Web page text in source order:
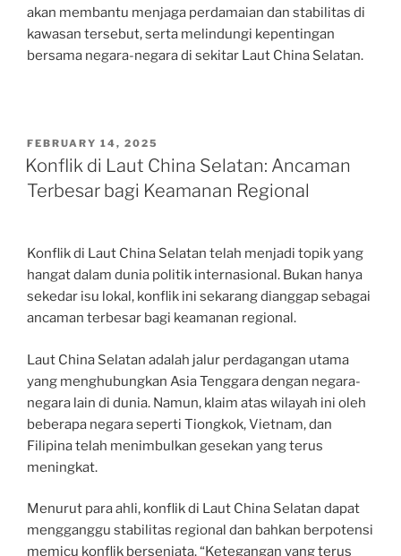
akan membantu menjaga perdamaian dan stabilitas di
kawasan tersebut, serta melindungi kepentingan
bersama negara-negara di sekitar Laut China Selatan.
POSTED
ON
FEBRUARY 14, 2025
Konflik di Laut China Selatan: Ancaman
Terbesar bagi Keamanan Regional
Konflik di Laut China Selatan telah menjadi topik yang
hangat dalam dunia politik internasional. Bukan hanya
sekedar isu lokal, konflik ini sekarang dianggap sebagai
ancaman terbesar bagi keamanan regional.
Laut China Selatan adalah jalur perdagangan utama
yang menghubungkan Asia Tenggara dengan negara-
negara lain di dunia. Namun, klaim atas wilayah ini oleh
beberapa negara seperti Tiongkok, Vietnam, dan
Filipina telah menimbulkan gesekan yang terus
meningkat.
Menurut para ahli, konflik di Laut China Selatan dapat
mengganggu stabilitas regional dan bahkan berpotensi
memicu konflik bersenjata. “Ketegangan yang terus